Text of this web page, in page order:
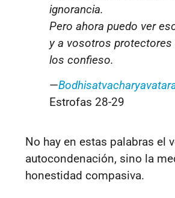
ignorancia.
Pero ahora puedo ver
y a vosotros protectores
los confieso.
—
Estrofas 28-29
No hay en estas palabras el
autocondenación, sino la
honestidad compasiva.